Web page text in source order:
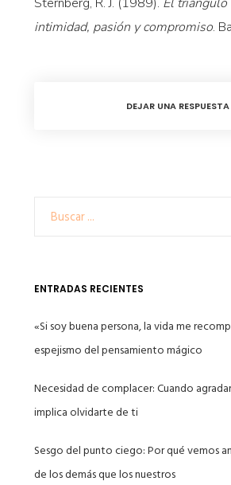
intimidad, pasión y compromiso.
DEJAR UNA RESPUESTA
ENTRADAS RECIENTES
«Si soy buena persona, la vida me
espejismo del pensamiento mágico
Necesidad de complacer: Cuando
implica olvidarte de ti
Sesgo del punto ciego: Por qué vemos
de los demás que los nuestros